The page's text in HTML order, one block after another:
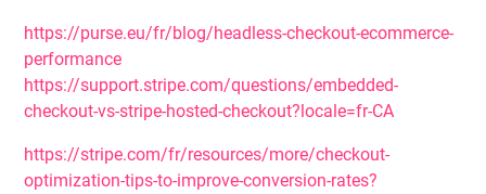
https://purse.eu/fr/blog/headless-checkout-ecommerce-
performance
https://support.stripe.com/questions/embedded-
checkout-vs-stripe-hosted-checkout?locale=fr-CA
https://stripe.com/fr/resources/more/checkout-
optimization-tips-to-improve-conversion-rates?